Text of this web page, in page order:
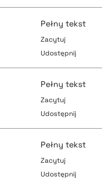
pobierz cytat
Pełny tekst
Zacytuj
Udostępnij
pobierz cytat
Pełny tekst
Zacytuj
Udostępnij
Pełny tekst
Zacytuj
Udostępnij